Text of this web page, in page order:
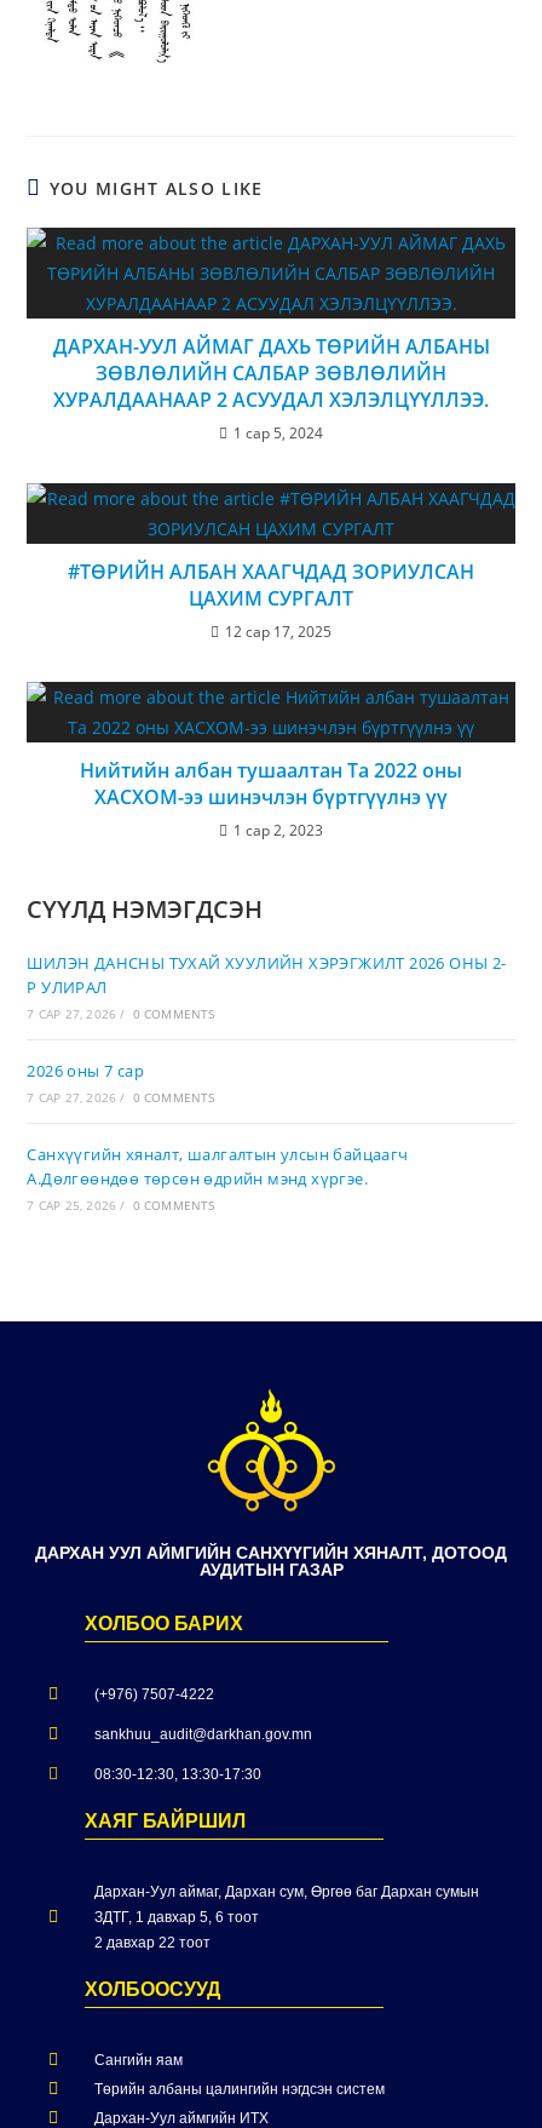
YOU MIGHT ALSO LIKE
ДАРХАН-УУЛ АЙМАГ ДАХЬ ТӨРИЙН АЛБАНЫ
ЗӨВЛӨЛИЙН САЛБАР ЗӨВЛӨЛИЙН
ХУРАЛДААНААР 2 АСУУДАЛ ХЭЛЭЛЦҮҮЛЛЭЭ.
1 сар 5, 2024
#ТӨРИЙН АЛБАН ХААГЧДАД ЗОРИУЛСАН
ЦАХИМ СУРГАЛТ
12 сар 17, 2025
Нийтийн албан тушаалтан Та 2022 оны
ХАСХОМ-ээ шинэчлэн бүртгүүлнэ үү
1 сар 2, 2023
СҮҮЛД НЭМЭГДСЭН
ШИЛЭН ДАНСНЫ ТУХАЙ ХУУЛИЙН ХЭРЭГЖИЛТ 2026 ОНЫ 2-
Р УЛИРАЛ
7 САР 27, 2026 / 0 COMMENTS
2026 оны 7 сар
7 САР 27, 2026 / 0 COMMENTS
Санхүүгийн хяналт, шалгалтын улсын байцаагч
А.Дөлгөөндөө төрсөн өдрийн мэнд хүргэе.
7 САР 25, 2026 / 0 COMMENTS
ДАРХАН УУЛ АЙМГИЙН САНХҮҮГИЙН ХЯНАЛТ, ДОТООД
АУДИТЫН ГАЗАР
ХОЛБОО БАРИХ
(+976) 7507-4222
sankhuu_audit@darkhan.gov.mn
08:30-12:30, 13:30-17:30
ХАЯГ БАЙРШИЛ
Дархан-Уул аймаг, Дархан сум, Өргөө баг Дархан сумын
ЗДТГ, 1 давхар 5, 6 тоот
2 давхар 22 тоот
ХОЛБООСУУД
Сангийн яам
Төрийн албаны цалингийн нэгдсэн систем
Дархан-Уул аймгийн ИТХ